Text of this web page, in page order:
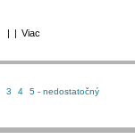
| | Viac
3 4 5 - nedostatočný